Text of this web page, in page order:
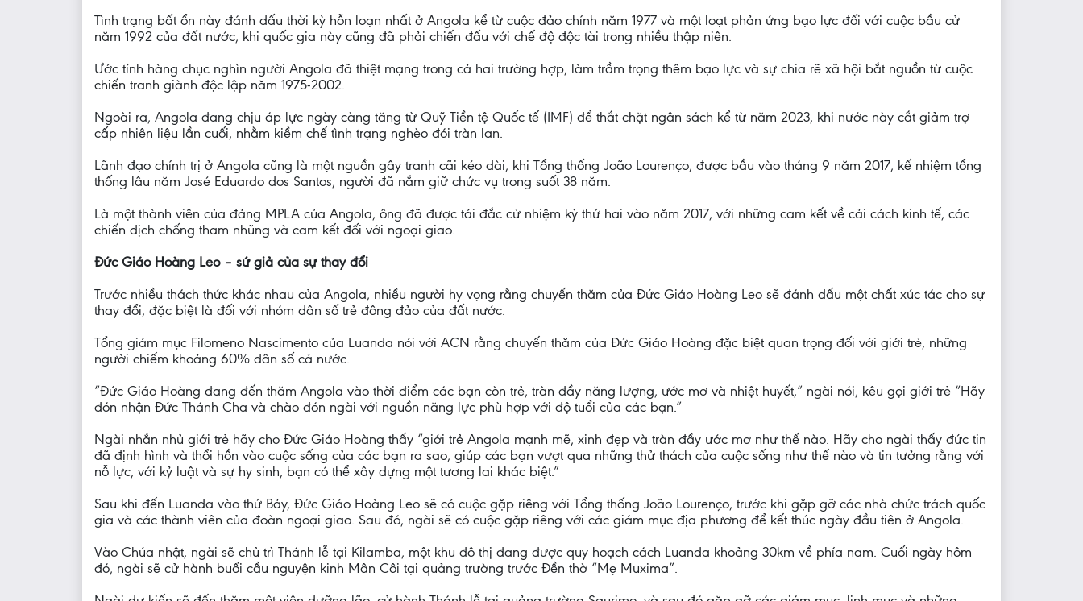
Tình trạng bất ổn này đánh dấu thời kỳ hỗn loạn nhất ở Angola kể từ cuộc đảo chính năm 1977 và một loạt phản ứng bạo lực đối với cuộc bầu cử
năm 1992 của đất nước, khi quốc gia này cũng đã phải chiến đấu với chế độ độc tài trong nhiều thập niên.
Ước tính hàng chục nghìn người Angola đã thiệt mạng trong cả hai trường hợp, làm trầm trọng thêm bạo lực và sự chia rẽ xã hội bắt nguồn từ cuộc
chiến tranh giành độc lập năm 1975-2002.
Ngoài ra, Angola đang chịu áp lực ngày càng tăng từ Quỹ Tiền tệ Quốc tế (IMF) để thắt chặt ngân sách kể từ năm 2023, khi nước này cắt giảm trợ
cấp nhiên liệu lần cuối, nhằm kiềm chế tình trạng nghèo đói tràn lan.
Lãnh đạo chính trị ở Angola cũng là một nguồn gây tranh cãi kéo dài, khi Tổng thống João Lourenço, được bầu vào tháng 9 năm 2017, kế nhiệm tổng
thống lâu năm José Eduardo dos Santos, người đã nắm giữ chức vụ trong suốt 38 năm.
Là một thành viên của đảng MPLA của Angola, ông đã được tái đắc cử nhiệm kỳ thứ hai vào năm 2017, với những cam kết về cải cách kinh tế, các
chiến dịch chống tham nhũng và cam kết đối với ngoại giao.
Đức Giáo Hoàng Leo – sứ giả của sự thay đổi
Trước nhiều thách thức khác nhau của Angola, nhiều người hy vọng rằng chuyến thăm của Đức Giáo Hoàng Leo sẽ đánh dấu một chất xúc tác cho sự
thay đổi, đặc biệt là đối với nhóm dân số trẻ đông đảo của đất nước.
Tổng giám mục Filomeno Nascimento của Luanda nói với ACN rằng chuyến thăm của Đức Giáo Hoàng đặc biệt quan trọng đối với giới trẻ, những
người chiếm khoảng 60% dân số cả nước.
“Đức Giáo Hoàng đang đến thăm Angola vào thời điểm các bạn còn trẻ, tràn đầy năng lượng, ước mơ và nhiệt huyết,” ngài nói, kêu gọi giới trẻ “Hãy
đón nhận Đức Thánh Cha và chào đón ngài với nguồn năng lực phù hợp với độ tuổi của các bạn.”
Ngài nhắn nhủ giới trẻ hãy cho Đức Giáo Hoàng thấy “giới trẻ Angola mạnh mẽ, xinh đẹp và tràn đầy ước mơ như thế nào. Hãy cho ngài thấy đức tin
đã định hình và thổi hồn vào cuộc sống của các bạn ra sao, giúp các bạn vượt qua những thử thách của cuộc sống như thế nào và tin tưởng rằng với
nỗ lực, với kỷ luật và sự hy sinh, bạn có thể xây dựng một tương lai khác biệt.”
Sau khi đến Luanda vào thứ Bảy, Đức Giáo Hoàng Leo sẽ có cuộc gặp riêng với Tổng thống João Lourenço, trước khi gặp gỡ các nhà chức trách quốc
gia và các thành viên của đoàn ngoại giao. Sau đó, ngài sẽ có cuộc gặp riêng với các giám mục địa phương để kết thúc ngày đầu tiên ở Angola.
Vào Chúa nhật, ngài sẽ chủ trì Thánh lễ tại Kilamba, một khu đô thị đang được quy hoạch cách Luanda khoảng 30km về phía nam. Cuối ngày hôm
đó, ngài sẽ cử hành buổi cầu nguyện kinh Mân Côi tại quảng trường trước Đền thờ “Mẹ Muxima”.